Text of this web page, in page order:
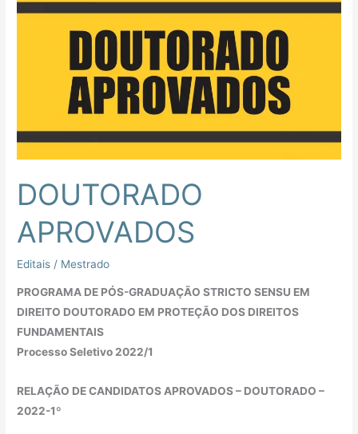
DOUTORADO
APROVADOS
Editais / Mestrado
PROGRAMA DE PÓS-GRADUAÇÃO STRICTO SENSU EM
DIREITO DOUTORADO EM PROTEÇÃO DOS DIREITOS
FUNDAMENTAIS
Processo Seletivo 2022/1
RELAÇÃO DE CANDIDATOS APROVADOS – DOUTORADO –
2022-1º
APROVADOS